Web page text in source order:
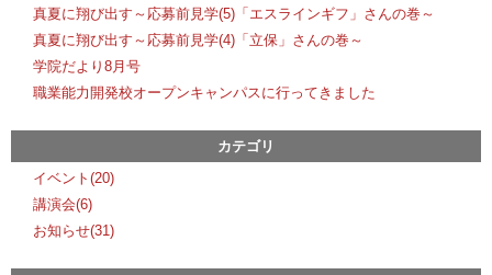
真夏に翔び出す～応募前見学(5)「エスラインギフ」さんの巻～
真夏に翔び出す～応募前見学(4)「立保」さんの巻～
学院だより8月号
職業能力開発校オープンキャンパスに行ってきました
カテゴリ
イベント(20)
講演会(6)
お知らせ(31)